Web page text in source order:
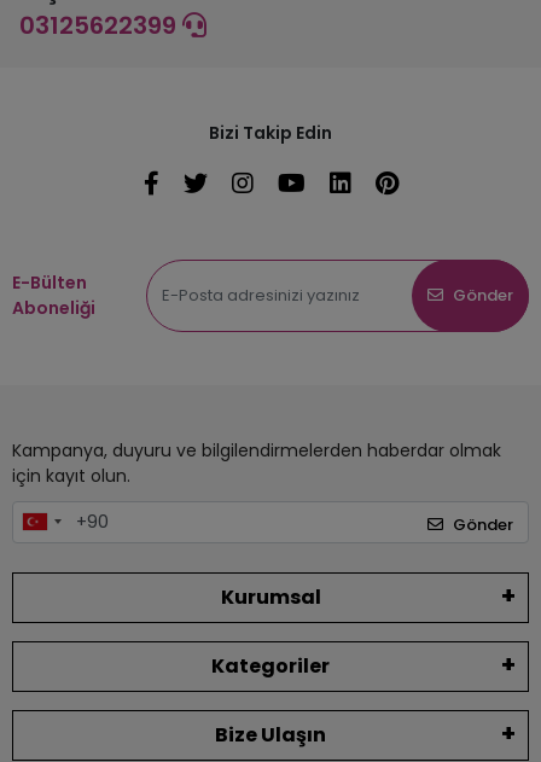
03125622399
Bizi Takip Edin
E-Bülten
Aboneliği
Gönder
Kampanya, duyuru ve bilgilendirmelerden haberdar olmak
için kayıt olun.
Gönder
Kurumsal
Kategoriler
Bize Ulaşın